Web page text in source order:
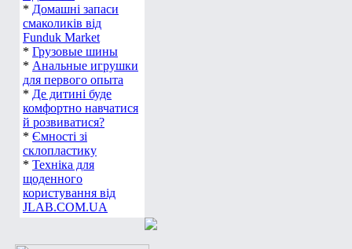
* Домашні запаси
смаколиків від
Funduk Market
* Грузовые шины
* Анальные игрушки
для первого опыта
* Де дитині буде
комфортно навчатися
й розвиватися?
* Ємності зі
склопластику
* Техніка для
щоденного
користування від
JLAB.COM.UA